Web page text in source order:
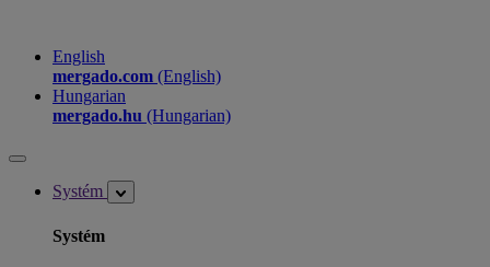
English
mergado.com (English)
Hungarian
mergado.hu (Hungarian)
Systém
Systém